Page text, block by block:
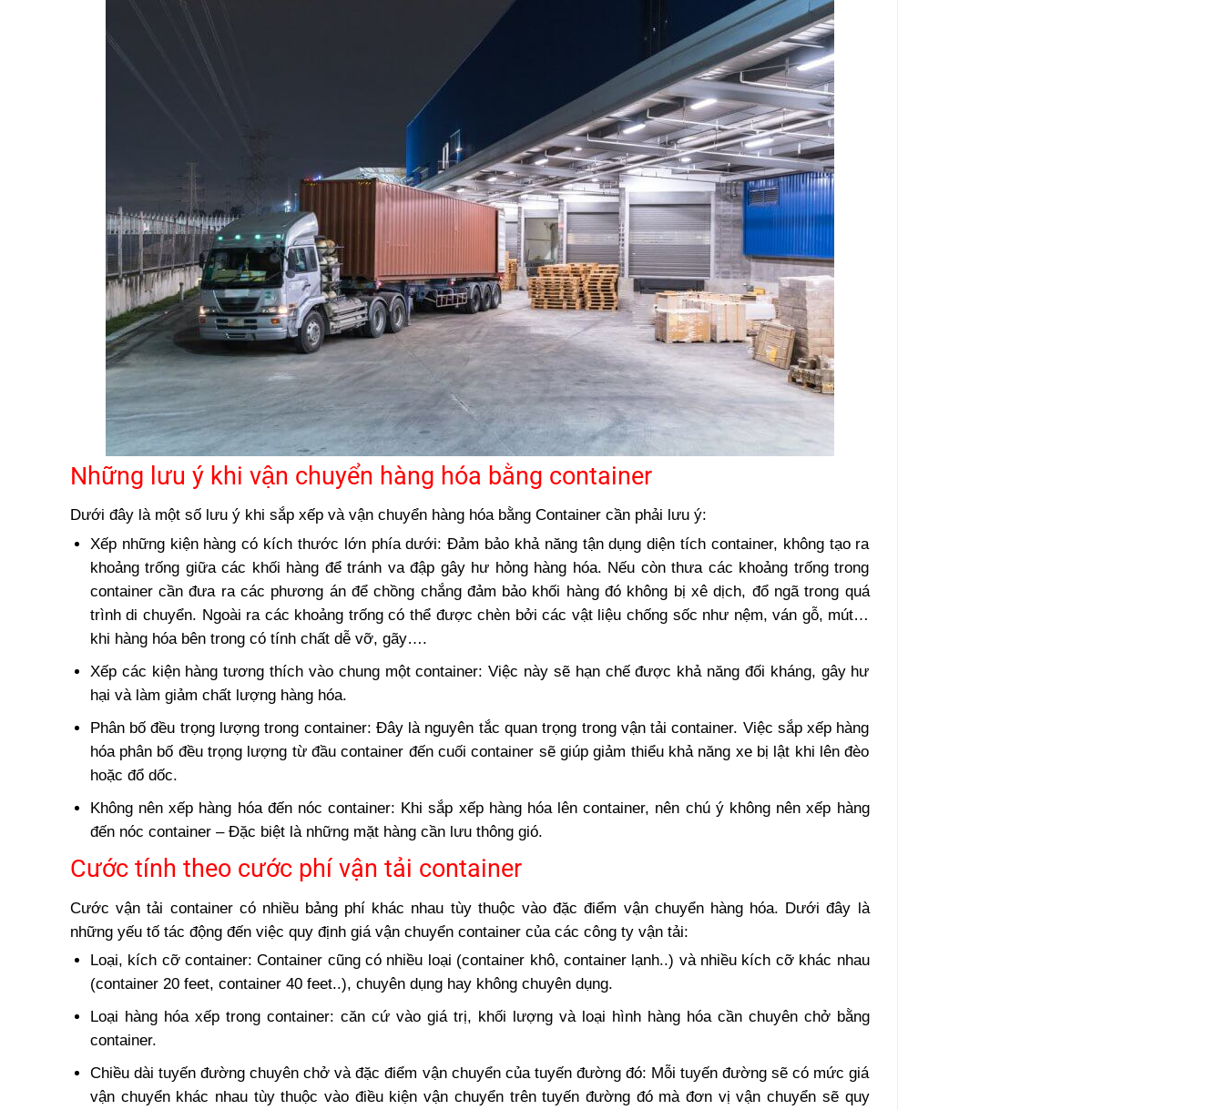
Những lưu ý khi vận chuyển hàng hóa bằng container
Dưới đây là một số lưu ý khi sắp xếp và vận chuyển hàng hóa bằng Container cần phải lưu ý:
Xếp những kiện hàng có kích thước lớn phía dưới: Đảm bảo khả năng tận dụng diện tích container, không tạo ra
khoảng trống giữa các khối hàng để tránh va đập gây hư hỏng hàng hóa. Nếu còn thưa các khoảng trống trong
container cần đưa ra các phương án để chồng chắng đảm bảo khối hàng đó không bị xê dịch, đổ ngã trong quá
trình di chuyển. Ngoài ra các khoảng trống có thể được chèn bởi các vật liệu chống sốc như nệm, ván gỗ, mút…
khi hàng hóa bên trong có tính chất dễ vỡ, gãy….
Xếp các kiện hàng tương thích vào chung một container: Việc này sẽ hạn chế được khả năng đối kháng, gây hư
hại và làm giảm chất lượng hàng hóa.
Phân bố đều trọng lượng trong container: Đây là nguyên tắc quan trọng trong vận tải container. Việc sắp xếp hàng
hóa phân bố đều trọng lượng từ đầu container đến cuối container sẽ giúp giảm thiểu khả năng xe bị lật khi lên đèo
hoặc đổ dốc.
Không nên xếp hàng hóa đến nóc container: Khi sắp xếp hàng hóa lên container, nên chú ý không nên xếp hàng
đến nóc container – Đặc biệt là những mặt hàng cần lưu thông gió.
Cước tính theo cước phí vận tải container
Cước vận tải container có nhiều bảng phí khác nhau tùy thuộc vào đặc điểm vận chuyển hàng hóa. Dưới đây là
những yếu tố tác động đến việc quy định giá vận chuyển container của các công ty vận tải:
Loại, kích cỡ container: Container cũng có nhiều loại (container khô, container lạnh..) và nhiều kích cỡ khác nhau
(container 20 feet, container 40 feet..), chuyên dụng hay không chuyên dụng.
Loại hàng hóa xếp trong container: căn cứ vào giá trị, khối lượng và loại hình hàng hóa cần chuyên chở bằng
container.
Chiều dài tuyến đường chuyên chở và đặc điểm vận chuyển của tuyến đường đó: Mỗi tuyến đường sẽ có mức giá
vận chuyển khác nhau tùy thuộc vào điều kiện vận chuyển trên tuyến đường đó mà đơn vị vận chuyển sẽ quy